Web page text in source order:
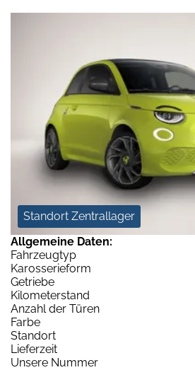
Standort Zentrallager
Allgemeine Daten:
Fahrzeugtyp
Karosserieform
Getriebe
Kilometerstand
Anzahl der Türen
Farbe
Standort
Lieferzeit
Unsere Nummer